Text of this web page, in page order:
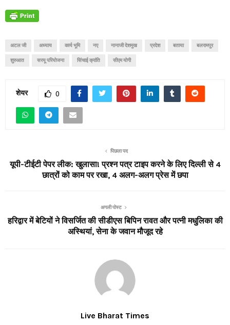
अटल जी अध्याय कार्य भूमि नए नानाजी देशमुख प्रदेश बताया बलरामपुर
शुरुआत सरयू परियोजना सिंचाई क्रांति सीएम योगी
शेयर 0
पिछला पद
यूपी-टीईटी पेपर लीक: खुलासा! प्रश्न पत्र टाइप करने के लिए दिल्ली से 4
छात्रों को काम पर रखा, 4 अलग-अलग प्रेस में छपा
अगली पोस्ट
हरिद्वार में बेटियों ने विसर्जित की सीडीएस बिपिन रावत और पत्नी मधुलिका की
अस्थियां, सेना के जवान मौजूद रहे
Live Bharat Times